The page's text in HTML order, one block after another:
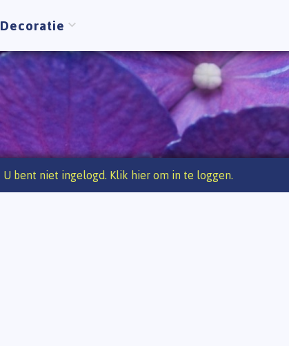
Decoratie
U bent niet ingelogd. Klik hier om in te loggen.